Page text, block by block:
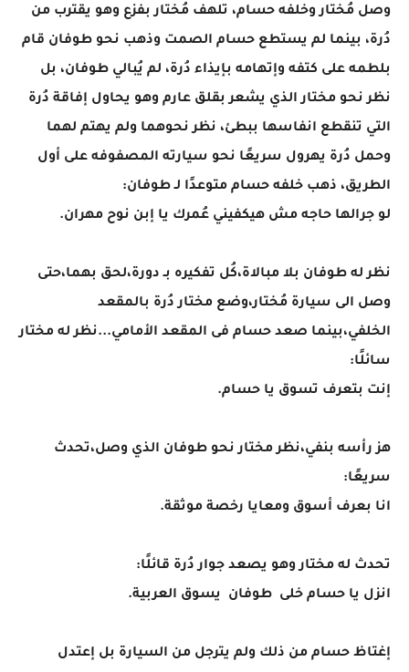
وصل مُختار وخلفه حسام، تلهف مُختار بفزع وهو يقترب من
دُرة، بينما لم يستطع حسام الصمت وذهب نحو طوفان قام
بلطمه على كتفه وإتهامه بإيذاء دُرة، لم يُبالي طوفان، بل
نظر نحو مختار الذي يشعر بقلق عارم وهو يحاول إفاقة دُرة
التي تنقطع انفاسها ببطئ، نظر نحوهما ولم يهتم لهما
وحمل دُرة يهرول سريعًا نحو سيارته المصفوفه على أول
الطريق، ذهب خلفه حسام متوعدًا لـ طوفان:
لو جرالها حاجه مش هيكفيني عُمرك يا إبن نوح مهران.
نظر له طوفان بلا مبالاة،كُل تفكيره بـ دورة،لحق بهما،حتى
وصل الى سيارة مُختار،وضع مختار دُرة بالمقعد
الخلفي،بينما صعد حسام فى المقعد الأمامي...نظر له مختار
سائلًا:
إنت بتعرف تسوق يا حسام.
هز رأسه بنفي،نظر مختار نحو طوفان الذي وصل،تحدث
سريعًا:
انا بعرف أسوق ومعايا رخصة موثقة.
تحدث له مختار وهو يصعد جوار دُرة قائلًا:
انزل يا حسام خلى طوفان يسوق العربية.
إغتاظ حسام من ذلك ولم يترجل من السيارة بل إعتدل